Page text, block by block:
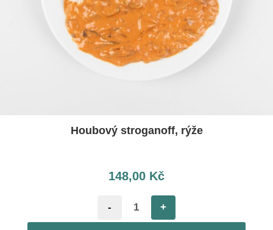
Houbový stroganoff, rýže
148,00 Kč
- +